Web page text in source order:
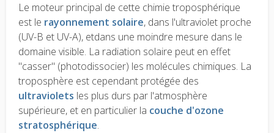
Le moteur principal de cette chimie troposphérique
est le rayonnement solaire, dans l'ultraviolet proche
(UV-B et UV-A), etdans une moindre mesure dans le
domaine visible. La radiation solaire peut en effet
"casser" (photodissocier) les molécules chimiques. La
troposphère est cependant protégée des
ultraviolets les plus durs par l'atmosphère
supérieure, et en particulier la couche d'ozone
stratosphérique.